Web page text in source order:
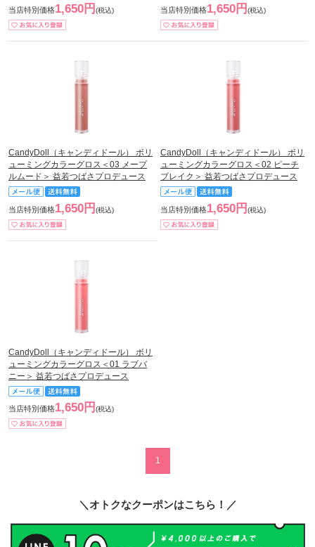
当店特別価格1,650円 (税込) 当店特別価格1,650円 (税込)
CandyDoll（キャンディドール） ボリ
ューミングカラーグロス＜03 メープ
ルムード＞ 益若つばさプロデュース
当店特別価格1,650円 (税込)
CandyDoll（キャンディドール） ボリ
ューミングカラーグロス＜02 ピーチ
ブレイク＞ 益若つばさプロデュース
当店特別価格1,650円 (税込)
CandyDoll（キャンディドール） ボリ
ューミングカラーグロス＜01 ラブバ
ニー＞ 益若つばさプロデュース
当店特別価格1,650円 (税込)
1
＼オトクなクーポンはこちら！／